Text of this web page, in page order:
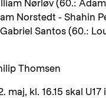
Nørløv (60.:
Norstedt - Shahin
Santos (60.:
Thomsen
maj, kl. 16.15 skal